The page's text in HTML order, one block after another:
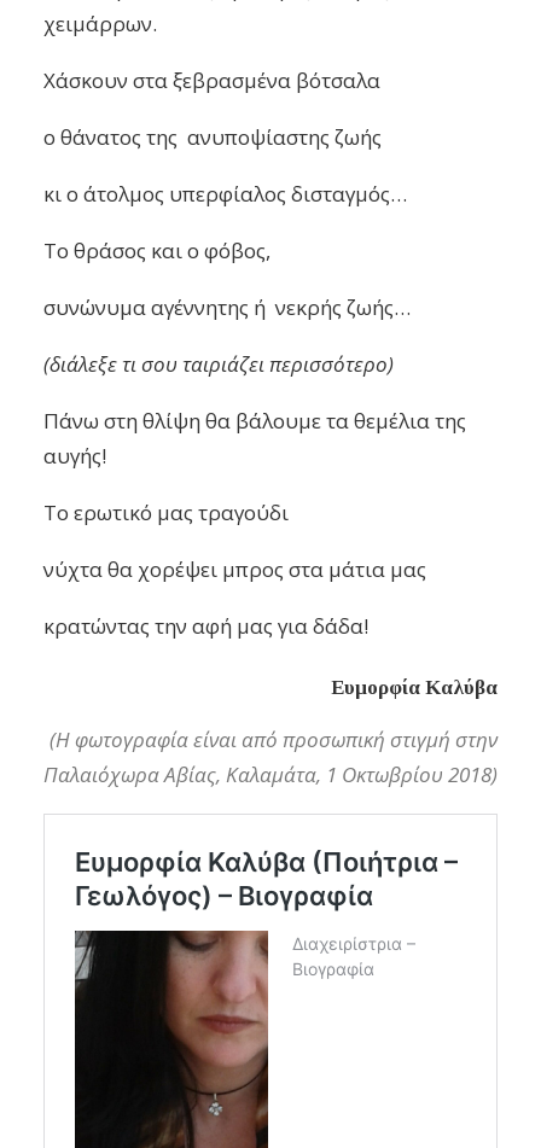
χειμάρρων.
Χάσκουν στα ξεβρασμένα βότσαλα
ο θάνατος της ανυποψίαστης ζωής
κι ο άτολμος υπερφίαλος δισταγμός…
Το θράσος και ο φόβος,
συνώνυμααγέννητης ή νεκρής ζωής…
(διάλεξε τι σου ταιριάζει περισσότερο)
Πάνω στη θλίψη θα βάλουμε τα θεμέλια της
αυγής!
Το ερωτικό μας τραγούδι
νύχτα θα χορέψει μπρος στα μάτια μας
κρατώντας την αφή μας για δάδα!
Ευμορφία Καλύβα
(Η φωτογραφία είναι από προσωπική στιγμή στην
Παλαιόχωρα Αβίας, Καλαμάτα, 1 Οκτωβρίου 2018)